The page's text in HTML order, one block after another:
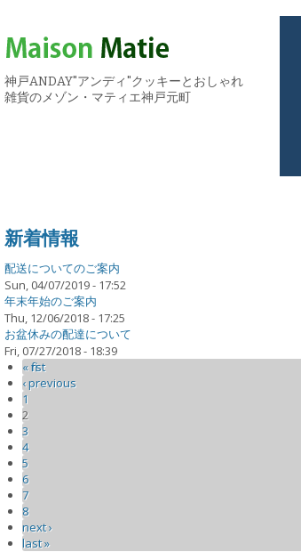
神戸ANDAY"アンディ"クッキーとおしゃれ
雑貨のメゾン・マティエ神戸元町
新着情報
配送についてのご案内
Sun, 04/07/2019 - 17:52
年末年始のご案内
Thu, 12/06/2018 - 17:25
お盆休みの配達について
Fri, 07/27/2018 - 18:39
Pages
« first
‹ previous
1
2
3
4
5
6
7
8
next ›
last »